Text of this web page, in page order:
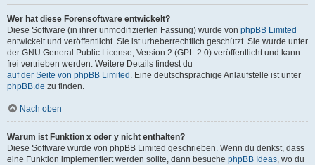
Wer hat diese Forensoftware entwickelt?
Diese Software (in ihrer unmodifizierten Fassung) wurde von phpBB Limited
entwickelt und veröffentlicht. Sie ist urheberrechtlich geschützt. Sie wurde unter
der GNU General Public License, Version 2 (GPL-2.0) veröffentlicht und kann
frei vertrieben werden. Weitere Details findest du
auf der Seite von phpBB Limited . Eine deutschsprachige Anlaufstelle ist unter
phpBB.de zu finden.
Nach oben
Warum ist Funktion x oder y nicht enthalten?
Diese Software wurde von phpBB Limited geschrieben. Wenn du denkst, dass
eine Funktion implementiert werden sollte, dann besuche phpBB Ideas, wo du